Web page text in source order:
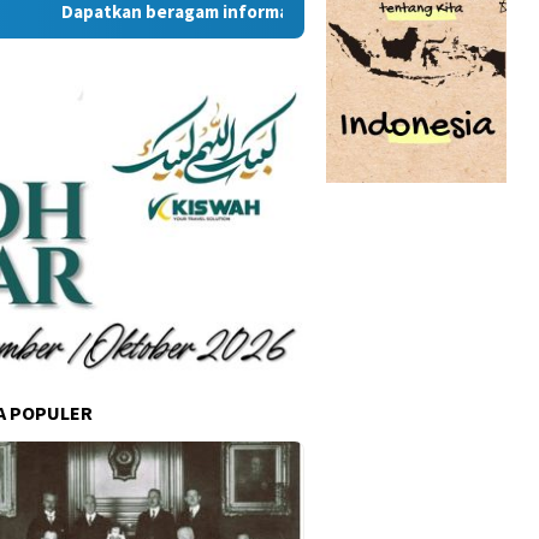
Dapatkan beragam informasi dan berita menarik dari situs
POPULER